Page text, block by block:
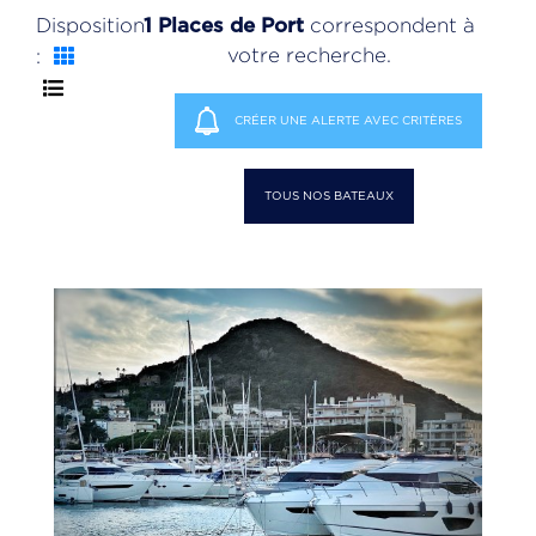
Disposition
:
1 Places de Port correspondent à
votre recherche.
CRÉER UNE ALERTE AVEC CRITÈRES
TOUS NOS BATEAUX